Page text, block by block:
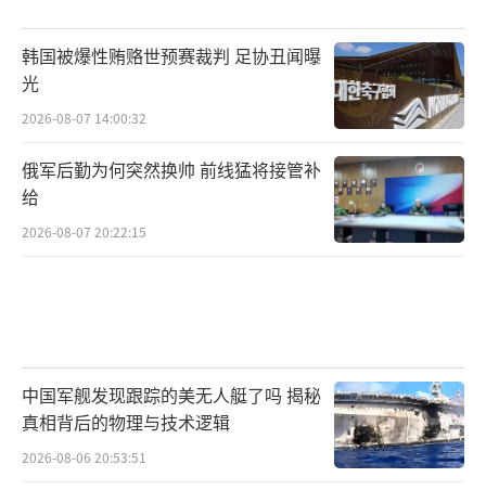
韩国被爆性贿赂世预赛裁判 足协丑闻曝
光
2026-08-07 14:00:32
俄军后勤为何突然换帅 前线猛将接管补
给
2026-08-07 20:22:15
中国军舰发现跟踪的美无人艇了吗 揭秘
真相背后的物理与技术逻辑
2026-08-06 20:53:51